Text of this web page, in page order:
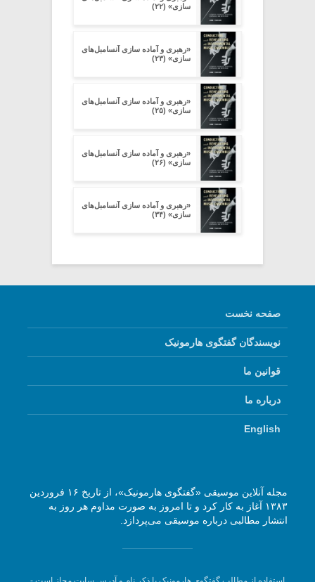
سازی» (۲۲)
«رهبری و آماده سازی آنسامبل‌های
سازی» (۲۳)
«رهبری و آماده سازی آنسامبل‌های
سازی» (۲۵)
«رهبری و آماده سازی آنسامبل‌های
سازی» (۲۶)
«رهبری و آماده سازی آنسامبل‌های
سازی» (۳۴)
صفحه نخست
نویسندگان گفتگوی هارمونیک
قوانین ما
درباره ما
English
مجله آنلاین موسیقی «گفتگوی هارمونیک»، از تاریخ ۱۶ فروردین
۱۳۸۳ آغاز به کار کرد و تا امروز به صورت مداوم هر روز به
انتشار مطالبی درباره موسیقی می‌پردازد.